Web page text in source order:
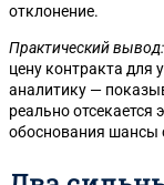
отклонение.
Практический вывод:
цену контракта для
аналитику —
реально отсекается
обоснования шансы